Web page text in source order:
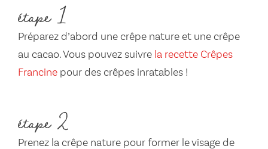
étape 1
Préparez d’abord une crêpe nature et une crêpe
au cacao. Vous pouvez suivre la recette Crêpes
Francine pour des crêpes inratables !
étape 2
Prenez la crêpe nature pour former le visage de